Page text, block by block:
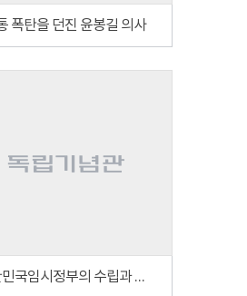
폭탄을 던진 윤봉길 의사
[15부] 대한민국임시정부의 수립과 상하이 시기